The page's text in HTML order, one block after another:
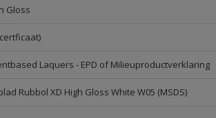
Gloss
Laquers - EPD of Milieuproductverklaring
Rubbol XD High Gloss White W05 (MSDS)